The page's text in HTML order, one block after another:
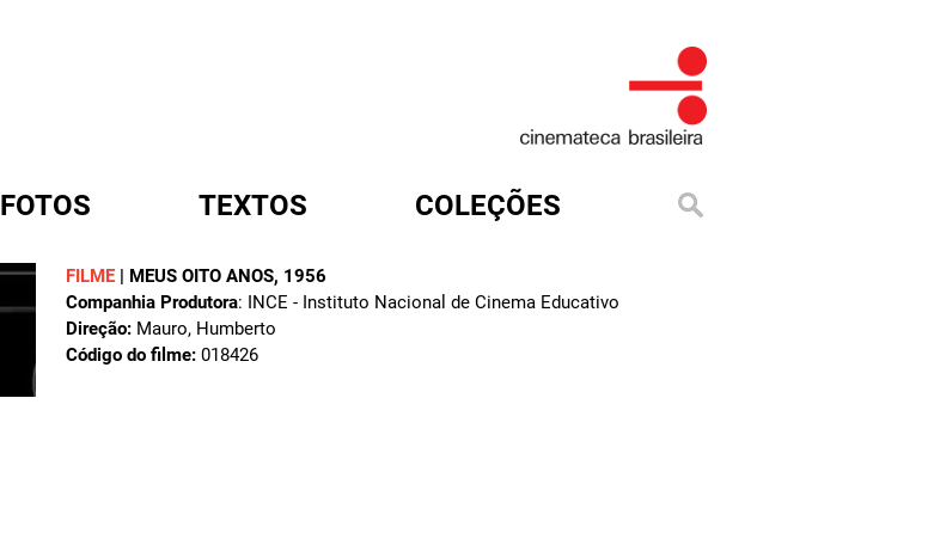
FOTOS TEXTOS COLEÇÕES
FILME | MEUS OITO ANOS, 1956
Companhia Produtora: INCE - Instituto Nacional de Cinema Educativo
Direção: Mauro, Humberto
Código do filme: 018426